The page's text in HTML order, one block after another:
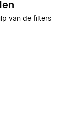
van de filters